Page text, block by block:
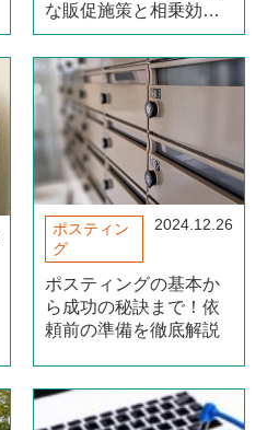
な販促施策と相乗効果
のポイント
ポスティン
グ
2024.12.26
ポスティングの基本か
ら成功の秘訣まで！依
頼前の準備を徹底解説